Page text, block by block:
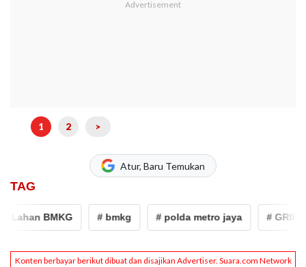
1 2 >
Atur, Baru Temukan
TAG
BMKG # bmkg # polda metro jaya # GRIB